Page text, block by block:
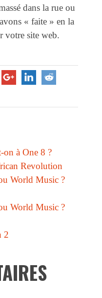
dans la rue ou
« faite » en la
votre site web.
on à One 8 ?
Revolution
World Music ?
World Music ?
2